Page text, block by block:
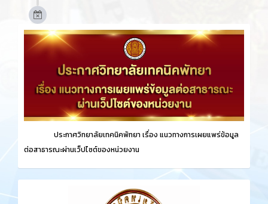
ประกาศวิทยาลัยเทคนิคพัทยา เรื่อง แนวทางการเผยแพร่ข้อมูล
ต่อสาธารณะผ่านเว็ปไซต์ของหน่วยงาน